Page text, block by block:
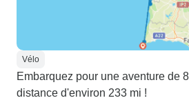
Vélo
Embarquez pour une aventure de
distance d'environ 233 mi !